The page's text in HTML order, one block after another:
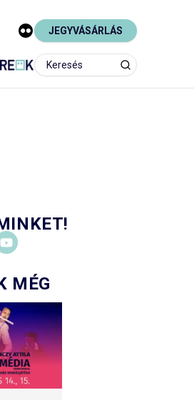
JEGYVÁSÁRLÁS
MÉG